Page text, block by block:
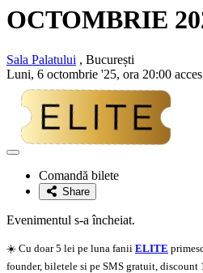
OCTOMBRIE
Sala Palatului , București
Luni, 6 octombrie '25, ora 20:00
Adaugă
favoriteComandă bilete
Share
Evenimentul s-a încheiat.
☀️ Cu doar 5 lei pe luna fanii ELITE
founder, biletele si pe SMS gratuit, discount